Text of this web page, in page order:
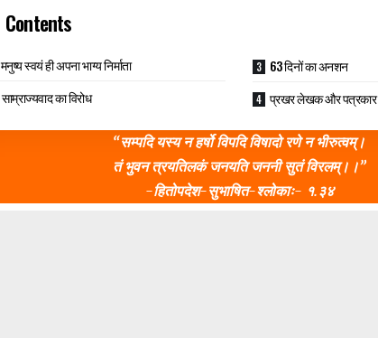
Contents
मनुष्य स्वयं ही अपना भाग्य निर्माता
साम्राज्यवाद का विरोध
63 दिनों का अनशन
प्रखर लेखक और पत्रकार
“सम्पदि यस्य न हर्षो विपदि विषादो रणे न भीरुत्वम्।
तं भुवन त्रयतिलकं जनयति जननी सुतं विरलम्।।”
-हितोपदेश-सुभाषित-श्लोकाः- १.३४